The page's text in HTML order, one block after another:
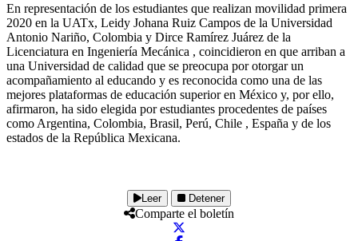
En representación de los estudiantes que realizan movilidad primera
2020 en la UATx, Leidy Johana Ruiz Campos de la Universidad
Antonio Nariño, Colombia y Dirce Ramírez Juárez de la
Licenciatura en Ingeniería Mecánica , coincidieron en que arriban a
una Universidad de calidad que se preocupa por otorgar un
acompañamiento al educando y es reconocida como una de las
mejores plataformas de educación superior en México y, por ello,
afirmaron, ha sido elegida por estudiantes procedentes de países
como Argentina, Colombia, Brasil, Perú, Chile , España y de los
estados de la República Mexicana.
Leer Detener
Comparte el boletín